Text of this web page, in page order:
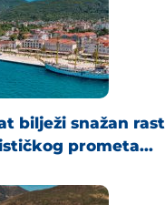
bilježi snažan rast
prometa...